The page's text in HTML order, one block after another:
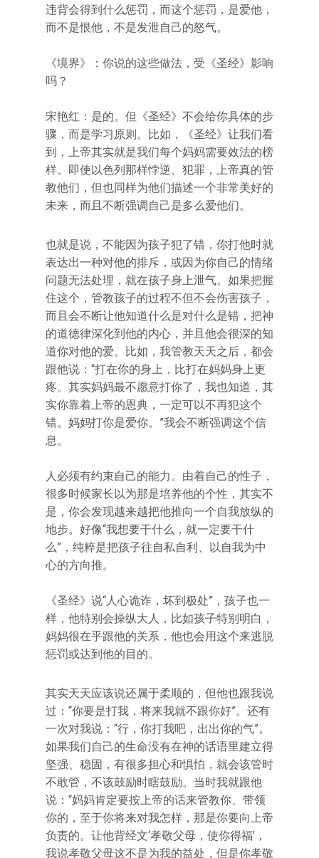
违背会得到什么惩罚，而这个惩罚，是爱他，
而不是恨他，不是发泄自己的怒气。
《境界》：你说的这些做法，受《圣经》影响
吗？
宋艳红：是的。但《圣经》不会给你具体的步
骤，而是学习原则。比如，《圣经》让我们看
到，上帝其实就是我们每个妈妈需要效法的榜
样。即使以色列那样悖逆、犯罪，上帝真的管
教他们，但也同样为他们描述一个非常美好的
未来，而且不断强调自己是多么爱他们。
也就是说，不能因为孩子犯了错，你打他时就
表达出一种对他的排斥，或因为你自己的情绪
问题无法处理，就在孩子身上泄气。如果把握
住这个，管教孩子的过程不但不会伤害孩子，
而且会不断让他知道什么是对什么是错，把神
的道德律深化到他的内心，并且他会很深的知
道你对他的爱。比如，我管教天天之后，都会
跟他说：“打在你的身上，比打在妈妈身上更
疼。其实妈妈最不愿意打你了，我也知道，其
实你靠着上帝的恩典，一定可以不再犯这个
错。妈妈打你是爱你。”我会不断强调这个信
息。
人必须有约束自己的能力。由着自己的性子，
很多时候家长以为那是培养他的个性，其实不
是，你会发现越来越把他推向一个自我放纵的
地步。好像“我想要干什么，就一定要干什
么”，纯粹是把孩子往自私自利、以自我为中
心的方向推。
《圣经》说“人心诡诈，坏到极处”，孩子也一
样，他特别会操纵大人，比如孩子特别明白，
妈妈很在乎跟他的关系，他也会用这个来逃脱
惩罚或达到他的目的。
其实天天应该说还属于柔顺的，但他也跟我说
过：“你要是打我，将来我就不跟你好”。还有
一次对我说：“行，你打我吧，出出你的气”。
如果我们自己的生命没有在神的话语里建立得
坚强、稳固，有很多担心和惧怕，就会该管时
不敢管，不该鼓励时瞎鼓励。当时我就跟他
说：“妈妈肯定要按上帝的话来管教你、带领
你的，至于你将来对我怎样，那是你要向上帝
负责的。让他背经文‘孝敬父母，使你得福’，
我说孝敬父母这不是为我的益处，但是你孝敬